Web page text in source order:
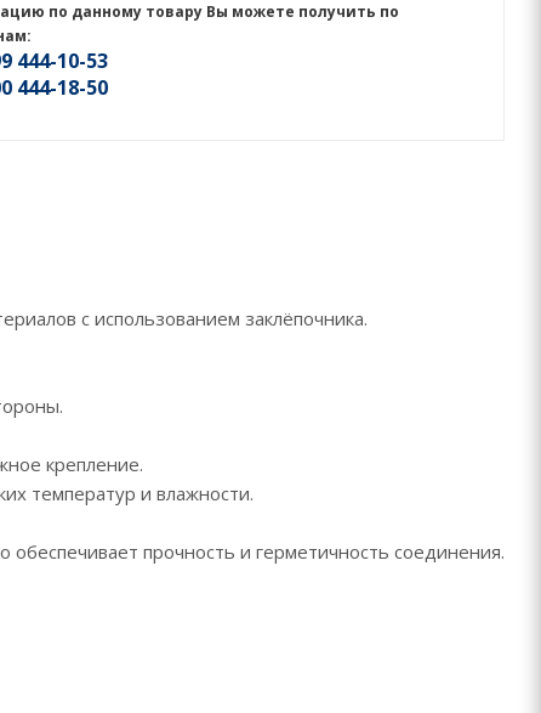
по данному товару Вы можете получить по
444-10-53
444-18-50
с использованием заклёпочника.
крепление.
температур и влажности.
обеспечивает прочность и герметичность соединения.